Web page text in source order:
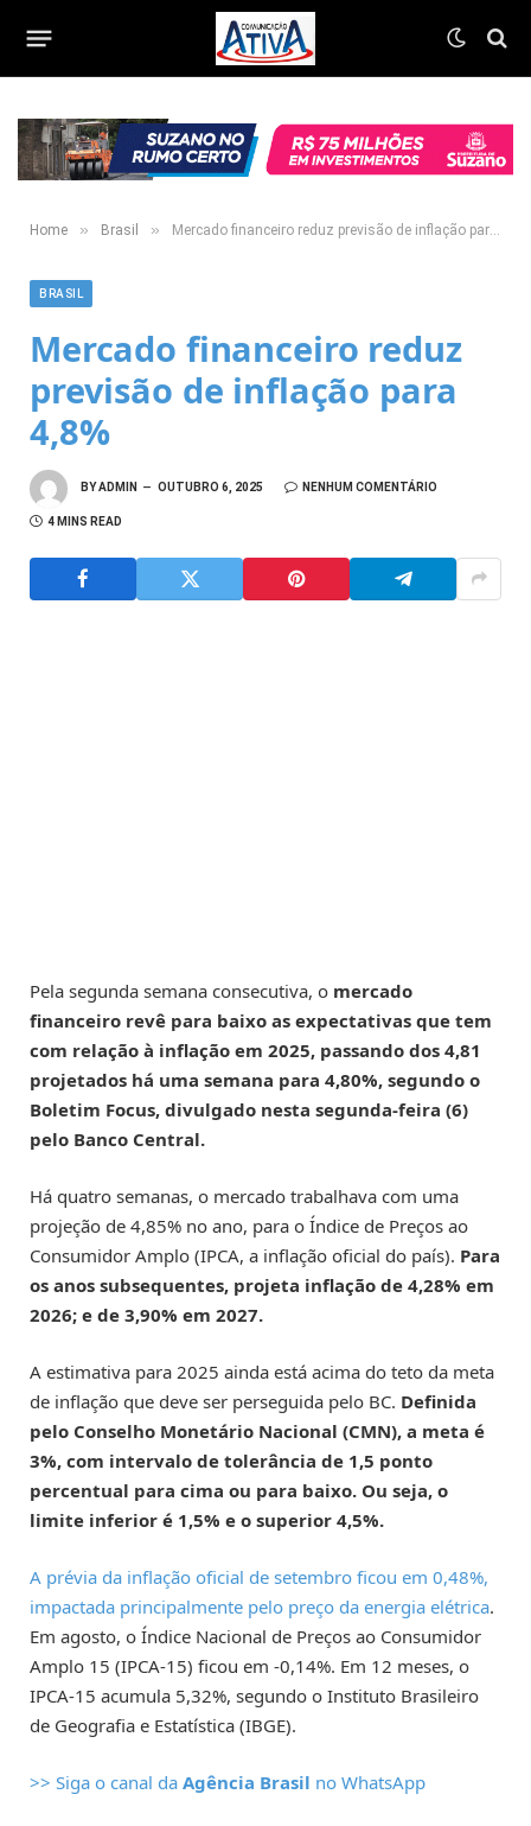
Home » Brasil » Mercado financeiro reduz previsão de inflação para 4,8%
BRASIL
Mercado financeiro reduz
previsão de inflação para
4,8%
BYADMIN OUTUBRO 6, 2025 NENHUM COMENTÁRIO
4 MINS READ
Pela segunda semana consecutiva, o mercado
financeiro revê para baixo as expectativas que tem
com relação à inflação em 2025, passando dos 4,81
projetados há uma semana para 4,80%, segundo o
Boletim Focus, divulgado nesta segunda-feira (6)
pelo Banco Central.
Há quatro semanas, o mercado trabalhava com uma
projeção de 4,85% no ano, para o Índice de Preços ao
Consumidor Amplo (IPCA, a inflação oficial do país). Para
os anos subsequentes, projeta inflação de 4,28% em
2026; e de 3,90% em 2027.
A estimativa para 2025 ainda está acima do teto da meta
de inflação que deve ser perseguida pelo BC. Definida
pelo Conselho Monetário Nacional (CMN), a meta é
3%, com intervalo de tolerância de 1,5 ponto
percentual para cima ou para baixo. Ou seja, o
limite inferior é 1,5% e o superior 4,5%.
A prévia da inflação oficial de setembro ficou em 0,48%,
impactada principalmente pelo preço da energia elétrica.
Em agosto, o Índice Nacional de Preços ao Consumidor
Amplo 15 (IPCA-15) ficou em -0,14%. Em 12 meses, o
IPCA-15 acumula 5,32%, segundo o Instituto Brasileiro
de Geografia e Estatística (IBGE).
>> Siga o canal da Agência Brasil no WhatsApp